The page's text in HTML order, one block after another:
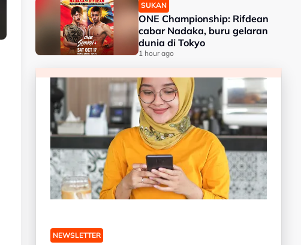
SUKAN
ONE Championship: Rifdean
cabar Nadaka, buru gelaran
dunia di Tokyo
1 hour ago
NEWSLETTER